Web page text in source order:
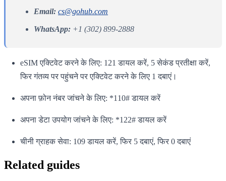
Email: cs@gohub.com
WhatsApp: +1 (302) 899-2888
eSIM एक्टिवेट करने के लिए: 121 डायल करें, 5 सेकंड प्रतीक्षा करें,
फिर गंतव्य पर पहुंचने पर एक्टिवेट करने के लिए 1 दबाएं।
अपना फ़ोन नंबर जांचने के लिए: *110# डायल करें
अपना डेटा उपयोग जांचने के लिए: *122# डायल करें
चीनी ग्राहक सेवा: 109 डायल करें, फिर 5 दबाएं, फिर 0 दबाएं
Related guides